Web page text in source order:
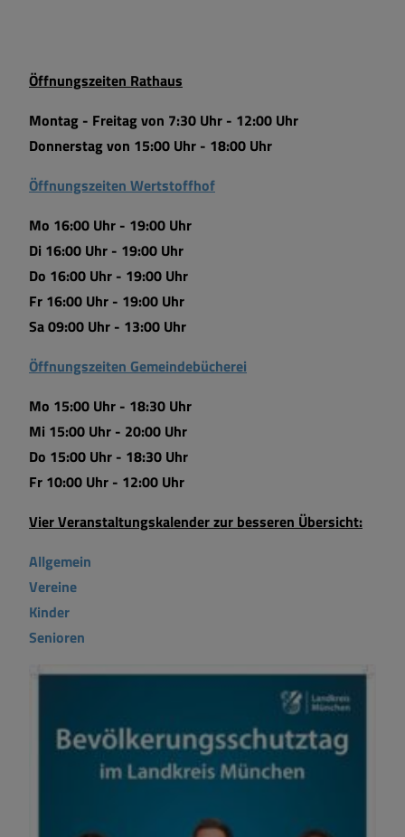
Öffnungszeiten Rathaus
Montag - Freitag von 7:30 Uhr - 12:00 Uhr
Donnerstag von 15:00 Uhr - 18:00 Uhr
Öffnungszeiten Wertstoffhof
Mo 16:00 Uhr - 19:00 Uhr
Di 16:00 Uhr - 19:00 Uhr
Do 16:00 Uhr - 19:00 Uhr
Fr 16:00 Uhr - 19:00 Uhr
Sa 09:00 Uhr - 13:00 Uhr
Öffnungszeiten Gemeindebücherei
Mo 15:00 Uhr - 18:30 Uhr
Mi 15:00 Uhr - 20:00 Uhr
Do 15:00 Uhr - 18:30 Uhr
Fr 10:00 Uhr - 12:00 Uhr
Vier Veranstaltungskalender zur besseren Übersicht:
Allgemein
Vereine
Kinder
Senioren